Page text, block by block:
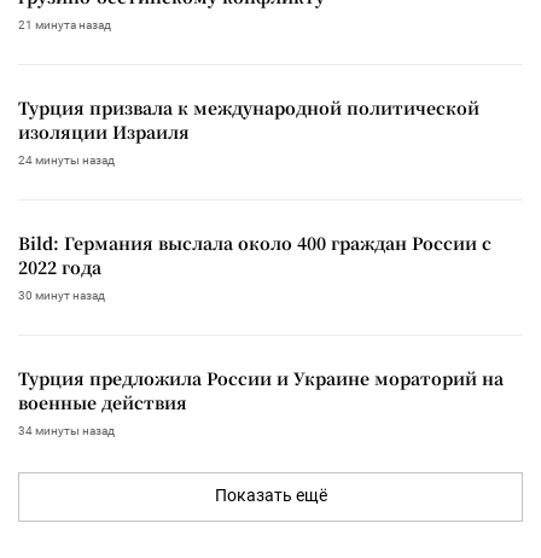
21 минута назад
Турция призвала к международной политической
изоляции Израиля
24 минуты назад
Bild: Германия выслала около 400 граждан России с
2022 года
30 минут назад
Турция предложила России и Украине мораторий на
военные действия
34 минуты назад
Показать ещё